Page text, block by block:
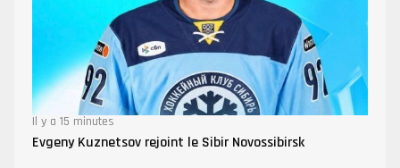
Il y a 15 minutes
Evgeny Kuznetsov rejoint le Sibir Novossibirsk